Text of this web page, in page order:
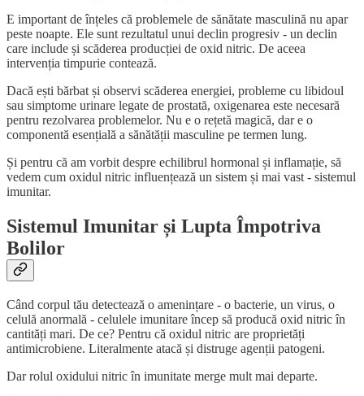
E important de înțeles că problemele de sănătate masculină nu apar
peste noapte. Ele sunt rezultatul unui declin progresiv - un declin
care include și scăderea producției de oxid nitric. De aceea
intervenția timpurie contează.
Dacă ești bărbat și observi scăderea energiei, probleme cu libidoul
sau simptome urinare legate de prostată, oxigenarea este necesară
pentru rezolvarea problemelor. Nu e o rețetă magică, dar e o
componentă esențială a sănătății masculine pe termen lung.
Și pentru că am vorbit despre echilibrul hormonal și inflamație, să
vedem cum oxidul nitric influențează un sistem și mai vast - sistemul
imunitar.
Sistemul Imunitar și Lupta Împotriva
Bolilor
Când corpul tău detectează o amenințare - o bacterie, un virus, o
celulă anormală - celulele imunitare încep să producă oxid nitric în
cantități mari. De ce? Pentru că oxidul nitric are proprietăți
antimicrobiene. Literalmente atacă și distruge agenții patogeni.
Dar rolul oxidului nitric în imunitate merge mult mai departe.